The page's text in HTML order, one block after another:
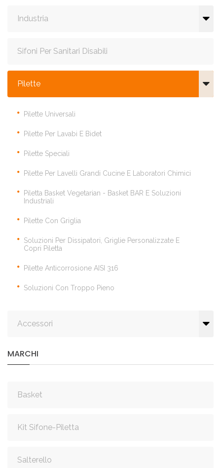
Industria
Sifoni Per Sanitari Disabili
Pilette
Pilette Universali
Pilette Per Lavabi E Bidet
Pilette Speciali
Pilette Per Lavelli Grandi Cucine E Laboratori Chimici
Piletta Basket Vegetarian - Basket BAR E Soluzioni
Industriali
Pilette Con Griglia
Soluzioni Per Dissipatori, Griglie Personalizzate E
Copri Piletta
Pilette Anticorrosione AISI 316
Soluzioni Con Troppo Pieno
Accessori
MARCHI
Basket
Kit Sifone-Piletta
Salterello